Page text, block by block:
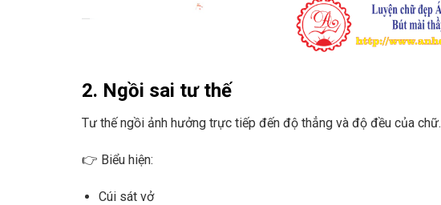
2. Ngồi sai tư thế
Tư thế ngồi ảnh hưởng trực tiếp đến độ thẳng và độ đều của chữ.
👉 Biểu hiện:
Cúi sát vở